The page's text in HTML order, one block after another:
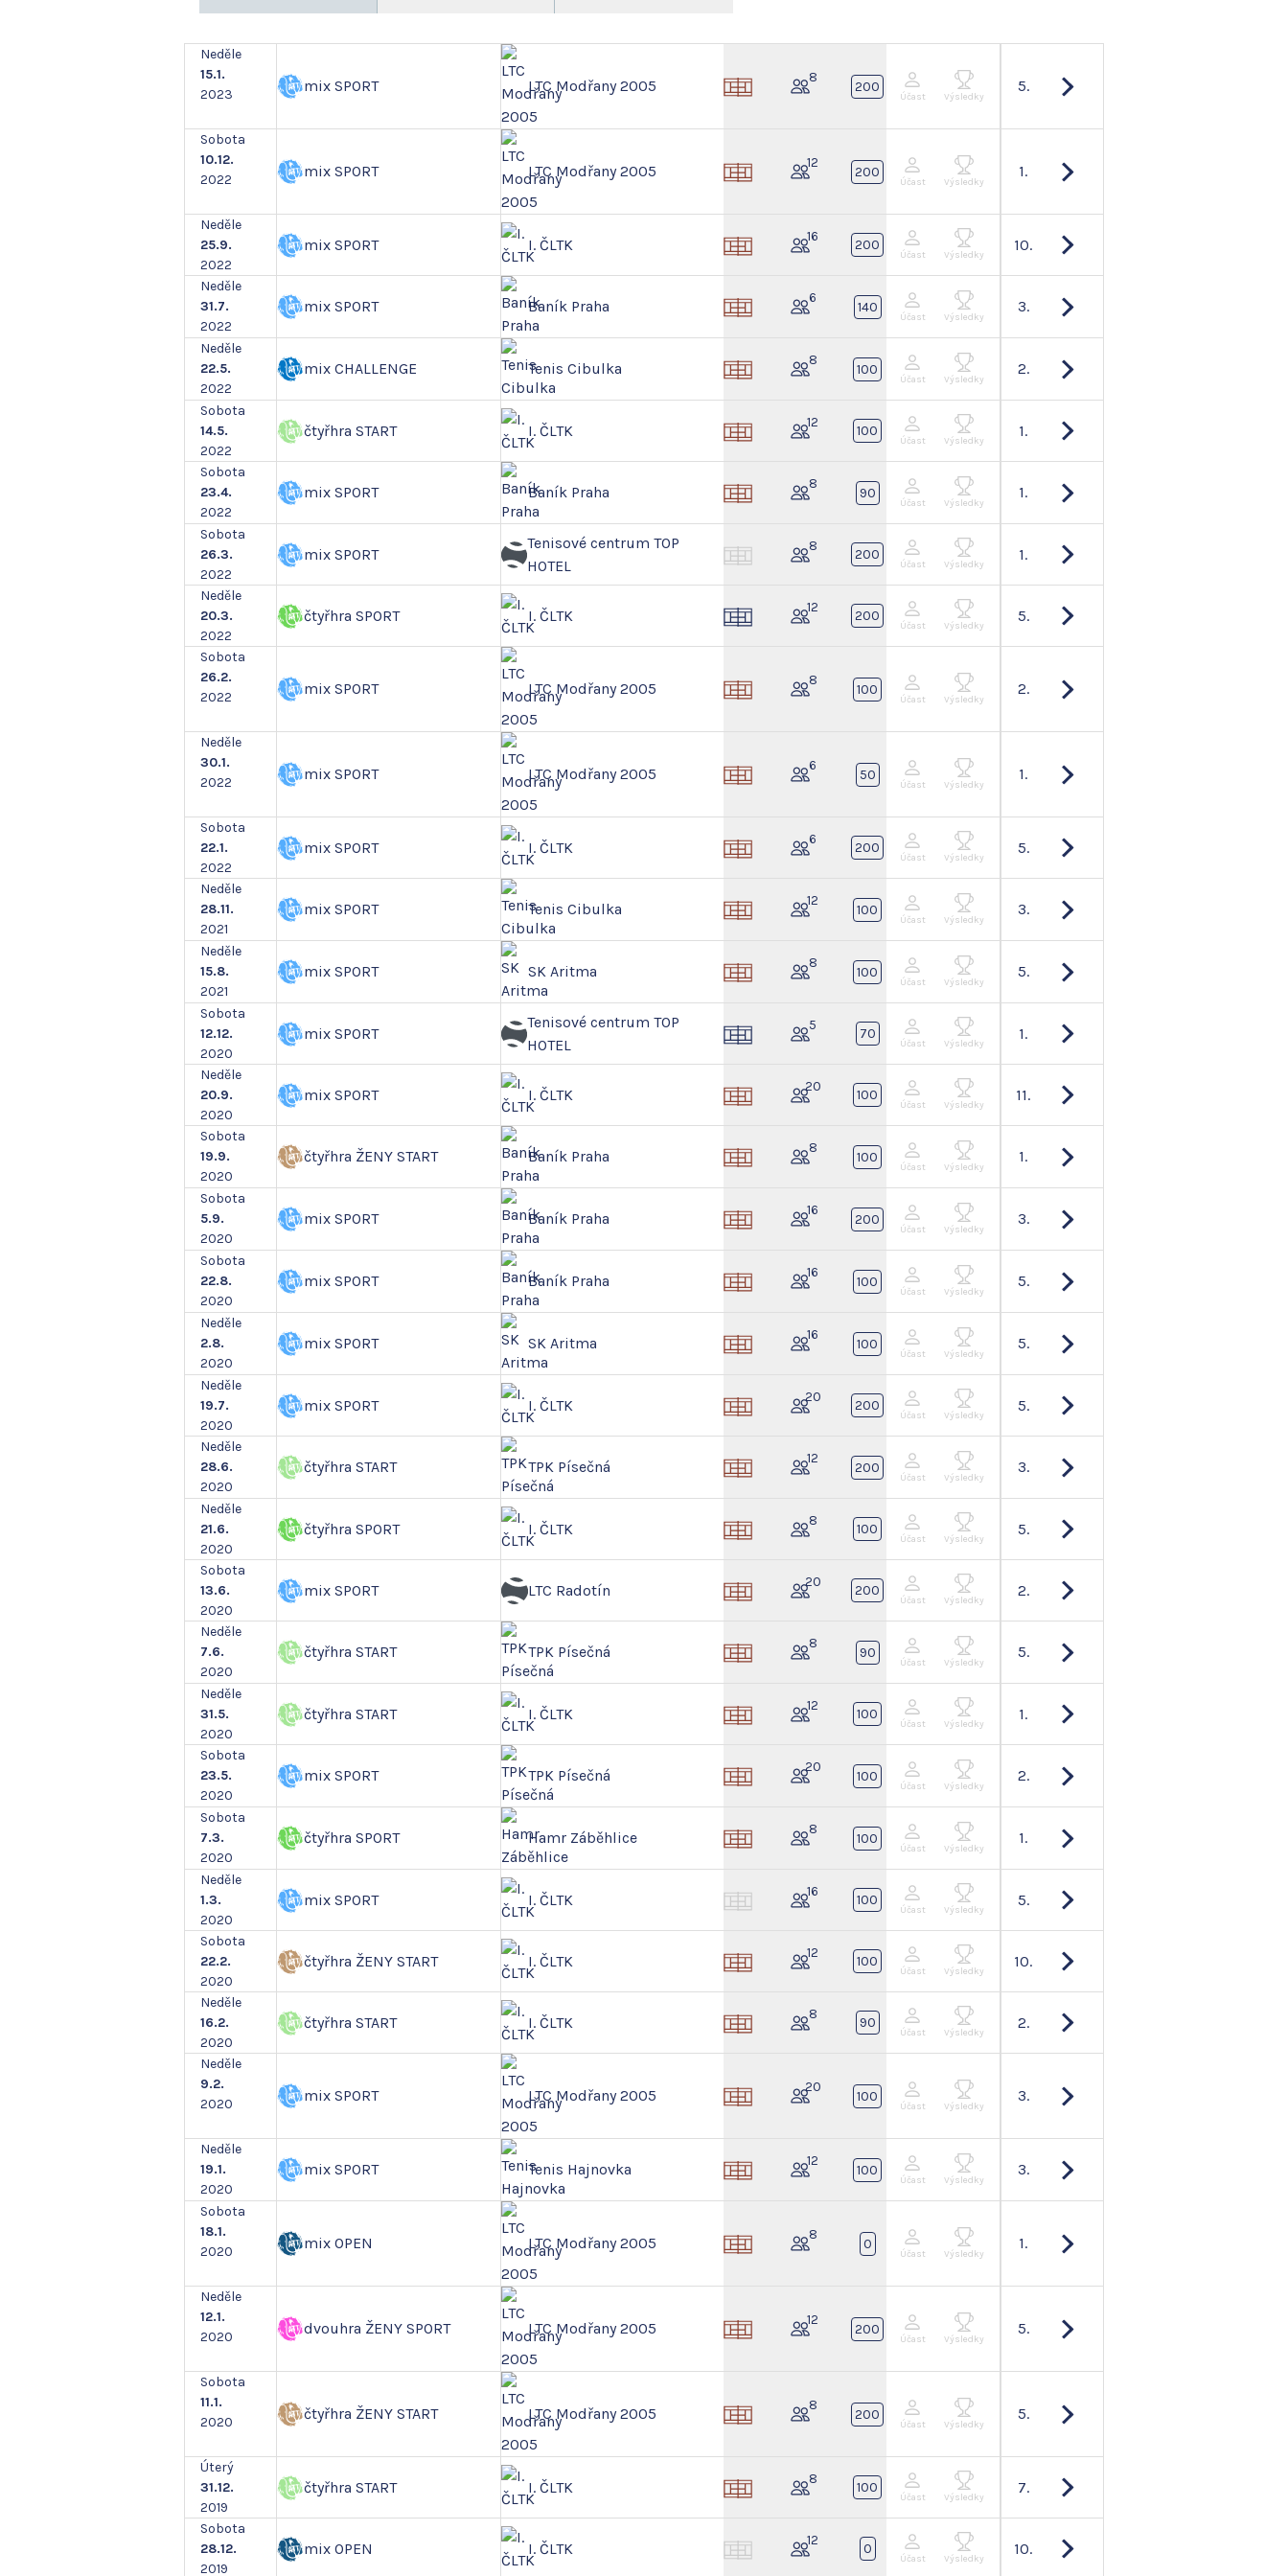
Neděle
15.1.
2023
mix SPORT LTC Modřany 2005 8
200 5.
Účast Výsledky
Sobota
10.12.
2022
mix SPORT LTC Modřany 2005 12
200 1.
Účast Výsledky
Neděle
25.9.
2022
mix SPORT I. ČLTK 16
200 10.
Účast Výsledky
Neděle
31.7.
2022
mix SPORT Baník Praha 6
140 3.
Účast Výsledky
Neděle
22.5.
2022
mix CHALLENGE Tenis Cibulka 8
100 2.
Účast Výsledky
Sobota
14.5.
2022
čtyřhra START I. ČLTK 12
100 1.
Účast Výsledky
Sobota
23.4.
2022
mix SPORT Baník Praha 8
90 1.
Účast Výsledky
Sobota
26.3.
2022
mix SPORT
Tenisové centrum TOP
HOTEL
8
200 1.
Účast Výsledky
Neděle
20.3.
2022
čtyřhra SPORT I. ČLTK 12
200 5.
Účast Výsledky
Sobota
26.2.
2022
mix SPORT LTC Modřany 2005 8
100 2.
Účast Výsledky
Neděle
30.1.
2022
mix SPORT LTC Modřany 2005 6
50 1.
Účast Výsledky
Sobota
22.1.
2022
mix SPORT I. ČLTK 6
200 5.
Účast Výsledky
Neděle
28.11.
2021
mix SPORT Tenis Cibulka 12
100 3.
Účast Výsledky
Neděle
15.8.
2021
mix SPORT SK Aritma 8
100 5.
Účast Výsledky
Sobota
12.12.
2020
mix SPORT
Tenisové centrum TOP
HOTEL
5
70 1.
Účast Výsledky
Neděle
20.9.
2020
mix SPORT I. ČLTK 20
100 11.
Účast Výsledky
Sobota
19.9.
2020
čtyřhra ŽENY START Baník Praha 8
100 1.
Účast Výsledky
Sobota
5.9.
2020
mix SPORT Baník Praha 16
200 3.
Účast Výsledky
Sobota
22.8.
2020
mix SPORT Baník Praha 16
100 5.
Účast Výsledky
Neděle
2.8.
2020
mix SPORT SK Aritma 16
100 5.
Účast Výsledky
Neděle
19.7.
2020
mix SPORT I. ČLTK 20
200 5.
Účast Výsledky
Neděle
28.6.
2020
čtyřhra START TPK Písečná 12
200 3.
Účast Výsledky
Neděle
21.6.
2020
čtyřhra SPORT I. ČLTK 8
100 5.
Účast Výsledky
Sobota
13.6.
2020
mix SPORT LTC Radotín 20
200 2.
Účast Výsledky
Neděle
7.6.
2020
čtyřhra START TPK Písečná 8
90 5.
Účast Výsledky
Neděle
31.5.
2020
čtyřhra START I. ČLTK 12
100 1.
Účast Výsledky
Sobota
23.5.
2020
mix SPORT TPK Písečná 20
100 2.
Účast Výsledky
Sobota
7.3.
2020
čtyřhra SPORT Hamr Záběhlice 8
100 1.
Účast Výsledky
Neděle
1.3.
2020
mix SPORT I. ČLTK 16
100 5.
Účast Výsledky
Sobota
22.2.
2020
čtyřhra ŽENY START I. ČLTK 12
100 10.
Účast Výsledky
Neděle
16.2.
2020
čtyřhra START I. ČLTK 8
90 2.
Účast Výsledky
Neděle
9.2.
2020
mix SPORT LTC Modřany 2005 20
100 3.
Účast Výsledky
Neděle
19.1.
2020
mix SPORT Tenis Hajnovka 12
100 3.
Účast Výsledky
Sobota
18.1.
2020
mix OPEN LTC Modřany 2005 8
0 1.
Účast Výsledky
Neděle
12.1.
2020
dvouhra ŽENY SPORT LTC Modřany 2005 12
200 5.
Účast Výsledky
Sobota
11.1.
2020
čtyřhra ŽENY START LTC Modřany 2005 8
200 5.
Účast Výsledky
Úterý
31.12.
2019
čtyřhra START I. ČLTK 8
100 7.
Účast Výsledky
Sobota
28.12.
2019
mix OPEN I. ČLTK 12
0 10.
Účast Výsledky